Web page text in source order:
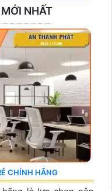
NHẤT
CHÍNH HÃNG